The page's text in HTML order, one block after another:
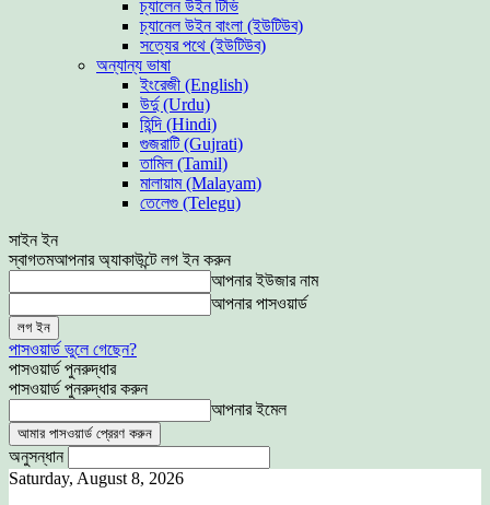
চ্যালেন উইন টিভি
চ্যানেল উইন বাংলা (ইউটিউব)
সত্যের পথে (ইউটিউব)
অন্যান্য ভাষা
ইংরেজী (English)
উর্দু (Urdu)
হিন্দি (Hindi)
গুজরাটি (Gujrati)
তামিল (Tamil)
মালায়াম (Malayam)
তেলেগু (Telegu)
সাইন ইন
স্বাগতমআপনার অ্যাকাউন্টে লগ ইন করুন
আপনার ইউজার নাম
আপনার পাসওয়ার্ড
পাসওয়ার্ড ভুলে গেছেন?
পাসওয়ার্ড পুনরুদ্ধার
পাসওয়ার্ড পুনরুদ্ধার করুন
আপনার ইমেল
অনুসন্ধান
Saturday, August 8, 2026